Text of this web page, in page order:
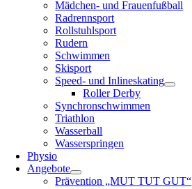
Mädchen- und Frauenfußball
Radrennsport
Rollstuhlsport
Rudern
Schwimmen
Skisport
Speed- und Inlineskating
Roller Derby
Synchronschwimmen
Triathlon
Wasserball
Wasserspringen
Physio
Angebote
Prävention „MUT TUT GUT“